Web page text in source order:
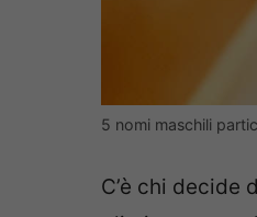
5 nomi maschili
C’è chi decide